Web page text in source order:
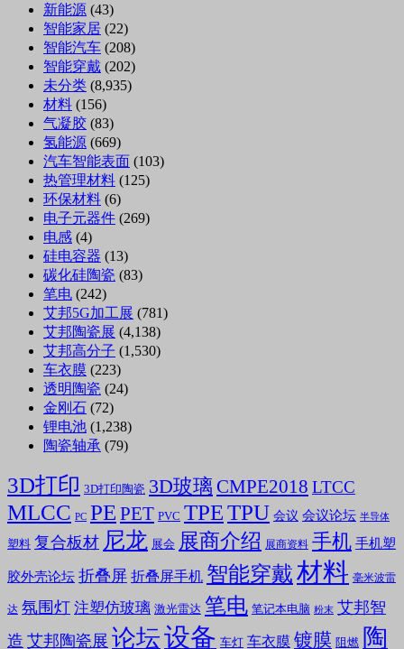
新能源 (43)
智能家居 (22)
智能汽车 (208)
智能穿戴 (202)
未分类 (8,935)
材料 (156)
气凝胶 (83)
氢能源 (669)
汽车智能表面 (103)
热管理材料 (125)
环保材料 (6)
电子元器件 (269)
电感 (4)
硅电容器 (13)
碳化硅陶瓷 (83)
笔电 (242)
艾邦5G加工展 (781)
艾邦陶瓷展 (4,138)
艾邦高分子 (1,530)
车衣膜 (223)
透明陶瓷 (24)
金刚石 (72)
锂电池 (1,238)
陶瓷轴承 (79)
3D打印 3D打印陶瓷 3D玻璃 CMPE2018 LTCC
MLCC PC PE PET PVC TPETPU 会议 会议论坛 半导体
塑料 复合板材 尼龙 展会 展商介绍 展商资料 手机 手机塑
胶外壳论坛 折叠屏 折叠屏手机 智能穿戴材料 毫米波雷
达 氛围灯 注塑仿玻璃 激光雷达 笔电 笔记本电脑 粉末 艾邦智
造 艾邦陶瓷展 论坛设备 车灯 车衣膜 镀膜 阻燃 陶